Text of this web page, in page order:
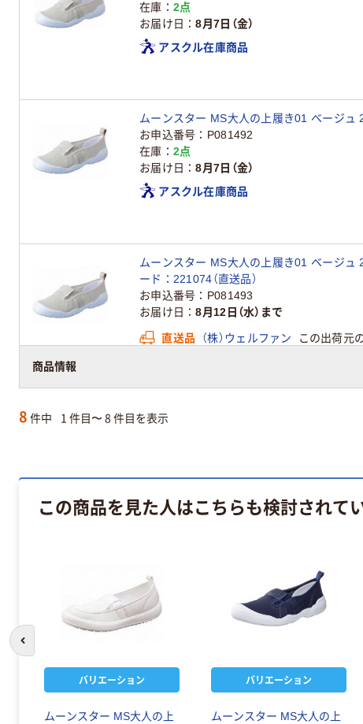
商品情報
在庫
2点
お届け日
8月7日（金）
アスクル在庫商品
ムーンスター MS大人の上履き01 ベージュ
お申込番号
P081492
在庫
2点
お届け日
8月7日（金）
アスクル在庫商品
ムーンスター MS大人の上履き01 ベージ
ード：221074（直送品）
お申込番号
P081493
お届け日
8月12日（水）まで
直送品 （株）ウェルファン この出荷元
8 件中 1 件目〜 8 件目を表示
この商品を見た人はこちらも検討されて
バリエーション
ムーンスター MS大人の上
バリエーション
ムーンスター MS大人の上